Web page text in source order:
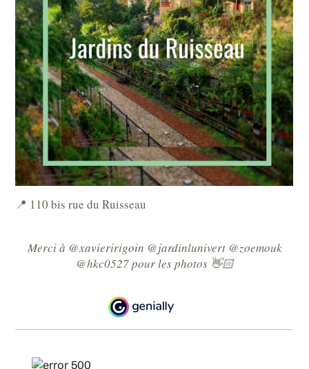
📍 110 bis rue du Ruisseau
Merci à @xavieririgoin @jardinlunivert @zoemouk
@hkc0527 pour les photos 👋🏻